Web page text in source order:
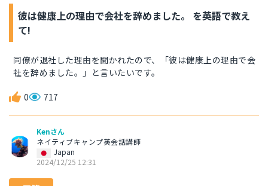
彼は健康上の理由で会社を辞めました。 を英語で教え
て!
同僚が退社した理由を聞かれたので、「彼は健康上の理由で会
社を辞めました。」と言いたいです。
0 717
Kenさん
ネイティブキャンプ英会話講師
Japan
2024/12/25 12:31